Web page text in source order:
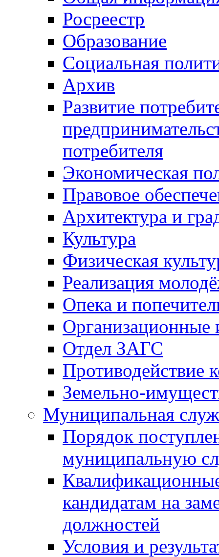
Росреестр
Образование
Социальная
Архив
Развитие
потребителя
Экономическая
Правовое
Архитектура и
Культура
Физическая
Реализация
Опека и
Отдел ЗАГС
Противодействие
Земельно-
Муниципальная
Порядок
муниципальную
кандидатам на
должностей
Условия и